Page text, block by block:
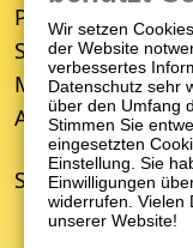
Suchttherapie
Medizinisches
Ambulanter
STANDORTE
Wir setzen
der Website
verbessertes
Datenschutz sehr
über den Umfang
Stimmen Sie
eingesetzten
Einstellung. Sie
Einwilligungen
widerrufen. Vielen
unserer Website!